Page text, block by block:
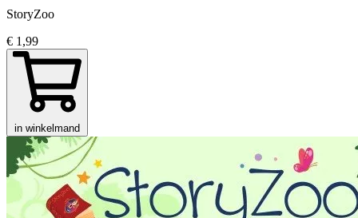
StoryZoo
€ 1,99
in winkelmand